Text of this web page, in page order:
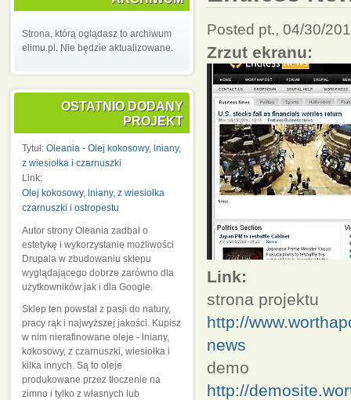
Strona, którą oglądasz to archiwum
elimu.pl. Nie będzie aktualizowane.
OSTATNIO DODANY
PROJEKT
Tytuł: Oleania - Olej kokosowy, lniany,
z wiesiołka i czarnuszki
Link:
Olej kokosowy, lniany, z wiesiołka
czarnuszki i ostropestu
Autor strony Oleania zadbał o
estetykę i wykorzystanie możliwości
Drupala w zbudowaniu sklepu
wyglądającego dobrze zarówno dla
użytkowników jak i dla Google.
Sklep ten powstał z pasji do natury,
pracy rąk i najwyższej jakości. Kupisz
w nim nierafinowane oleje - lniany,
kokosowy, z czarnuszki, wiesiołka i
kilka innych. Są to oleje
produkowane przez tłoczenie na
zimno i tylko z własnych lub
Posted pt., 04/30/
Zrzut ekranu:
Link:
strona projektu
http://
news
demo
http://